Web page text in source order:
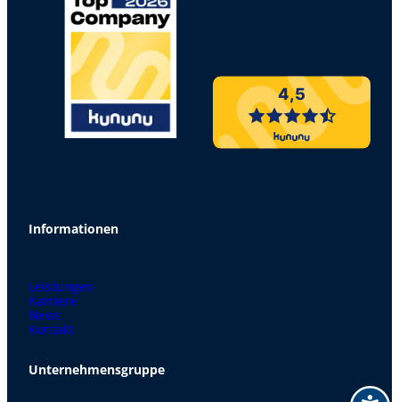
4,5
Informationen
Leistungen
Karriere
News
Kontakt
Unternehmensgruppe